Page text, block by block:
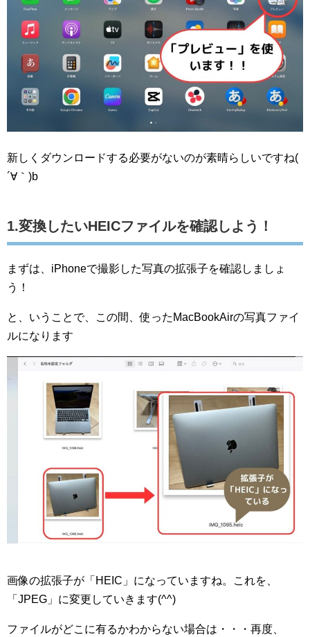
新しくダウンロードする必要がないのが素晴らしいですね(
´∀｀)b
1.変換したいHEICファイルを確認しよう！
まずは、iPhoneで撮影した写真の拡張子を確認しましょ
う！
と、いうことで、この間、使ったMacBookAirの写真ファイ
ルになります
画像の拡張子が「HEIC」になっていますね。これを、
「JPEG」に変更していきます(^^)
ファイルがどこに有るかわからない場合は・・・再度、